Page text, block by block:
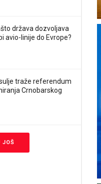
država dozvoljava
avio-linije do Evrope?
traže referendum
Crnobarskog
JOŠ